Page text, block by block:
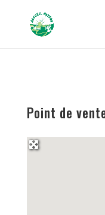
Type-Options Referrer-Policy
Point de